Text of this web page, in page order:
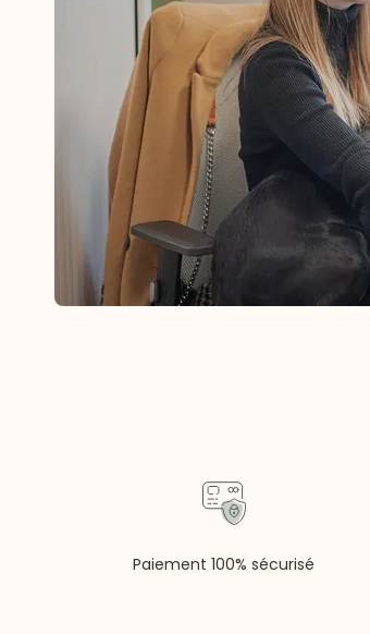
Paiement 100% sécurisé